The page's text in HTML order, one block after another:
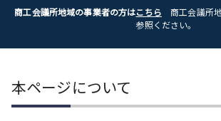
商工会議所地域の事業者の方はこちら 商工会議所
参照ください。
本ページについて